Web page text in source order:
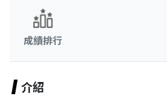
成績排行
介紹